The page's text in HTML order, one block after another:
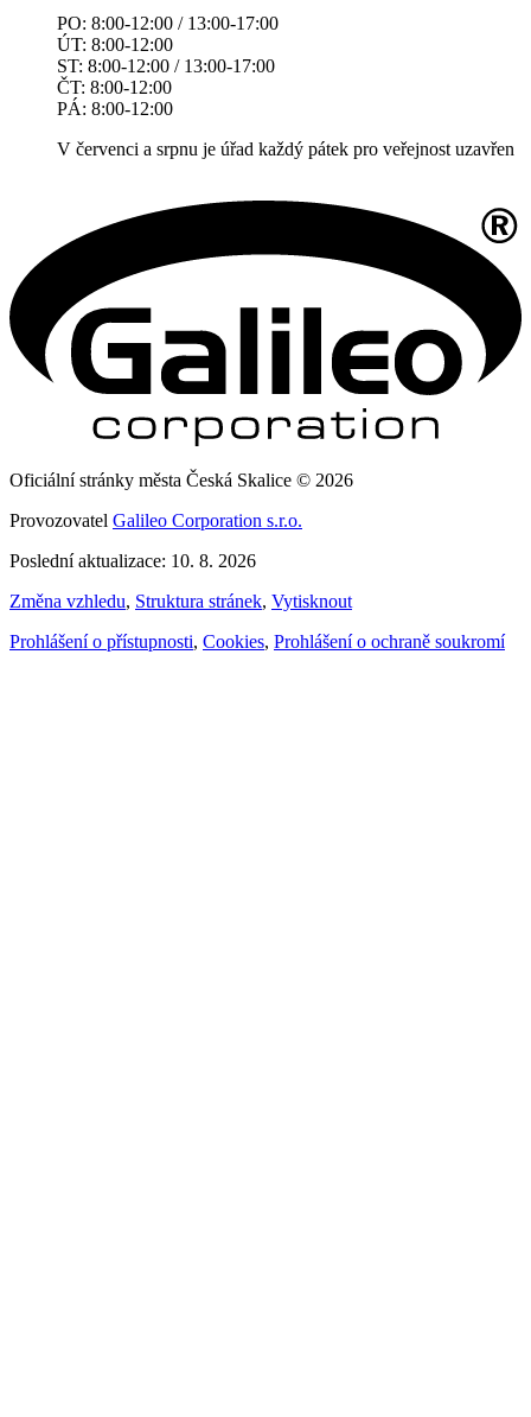
PO: 8:00-12:00 / 13:00-17:00
ÚT: 8:00-12:00
ST: 8:00-12:00 / 13:00-17:00
ČT: 8:00-12:00
PÁ: 8:00-12:00
V červenci a srpnu je úřad každý pátek pro veřejnost uzavřen
Oficiální stránky města Česká Skalice © 2026
Provozovatel Galileo Corporation s.r.o.
Poslední aktualizace: 10. 8. 2026
Změna vzhledu, Struktura stránek, Vytisknout
Prohlášení o přístupnosti, Cookies, Prohlášení o ochraně soukromí